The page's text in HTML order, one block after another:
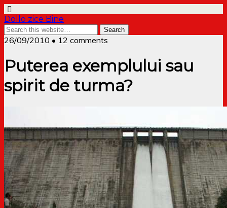
Dollo zice Bine
26/09/2010 • 12 comments
Puterea exemplului sau
spirit de turma?